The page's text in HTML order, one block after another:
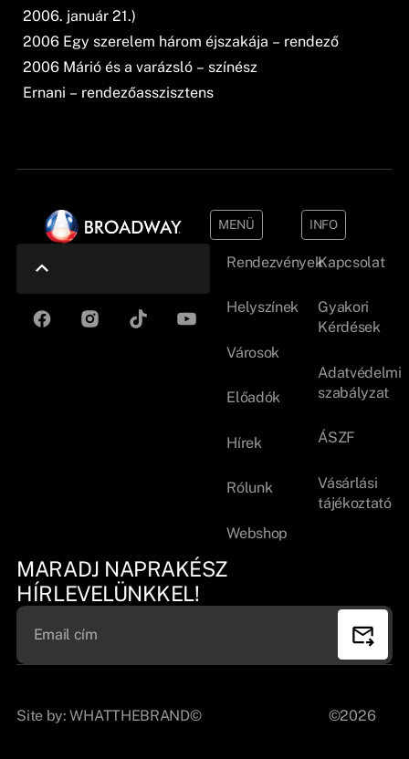
2006. január 21.)
2006 Egy szerelem három éjszakája – rendező
2006 Márió és a varázsló – színész
Ernani – rendezőasszisztens
MENÜ
Rendezvények
Helyszínek
Városok
Előadók
Hírek
Rólunk
Webshop
INFO
Kapcsolat
Gyakori
Kérdések
Adatvédelmi
szabályzat
ÁSZF
Vásárlási
tájékoztató
MARADJ NAPRAKÉSZ
HÍRLEVELÜNKKEL!
Site by:WHATTHEBRAND© ©2026